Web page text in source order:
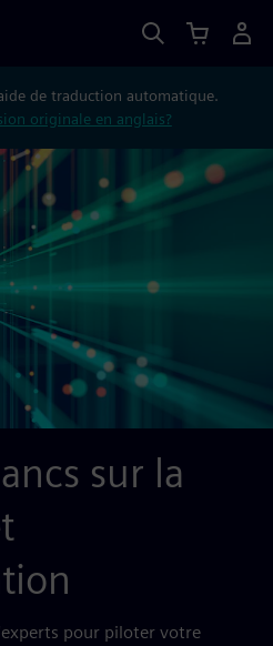
de traduction automatique.
originale en anglais?
sur la
pour piloter votre